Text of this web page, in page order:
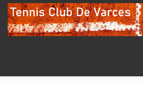
Aller
contenu